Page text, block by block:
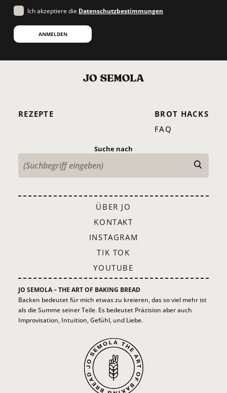
Ich akzeptiere die Datenschutzbestimmungen
ANMELDEN
REZEPTE
BROT HACKS
FAQ
Suche nach
ÜBER JO
KONTAKT
INSTAGRAM
TIK TOK
YOUTUBE
JO SEMOLA – THE ART OF BAKING BREAD
Backen bedeutet für mich etwas zu kreieren, das so viel mehr ist
als die Summe seiner Teile. Es bedeutet Präzision aber auch
Improvisation, Intuition, Gefühl, und Liebe.